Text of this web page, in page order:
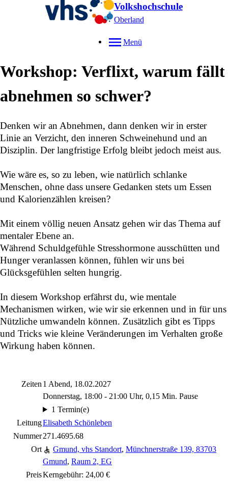
Volkshochschule
Oberland
Menü
Workshop: Verflixt, warum fällt
abnehmen so schwer?
Denken wir an Abnehmen, dann denken wir in erster
Linie an Verzicht, den inneren Schweinehund und an
Disziplin. Der langfristige Erfolg bleibt jedoch meist aus.
Wie wäre es, so zu leben, wie natürlich schlanke
Menschen, ohne dass unsere Gedanken stets um Essen
und Kalorienzählen kreisen?
Mit einem völlig neuen Ansatz gehen wir das Thema auf
mentaler Ebene an.
Während Schuldgefühle Stresshormone ausschütten und
Hunger veranlassen können, fühlen wir uns bei
Glücksgefühlen selten hungrig.
In diesem Workshop erfährst du, wie mentale
Mechanismen wirken, wie wir sie erkennen und in für uns
Nützliche umwandeln können. Zusätzlich gibt es Tipps
und Tricks wie kleine Veränderungen im Verhalten große
Wirkung haben können.
Zeiten 1 Abend, 18.02.2027
Donnerstag, 18:00 - 21:00 Uhr, 0,15 Min. Pause
1 Termin(e)
LeitungElisabeth Schönleben
Nummer271.4695.68
Ort
Gmund, vhs Standort, Münchnerstraße 139, 83703
Gmund, Raum 2, EG
PreisKerngebühr: 24,00 €